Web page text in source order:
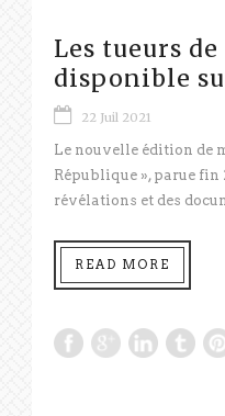
Les tueurs
disponible
22 Juil 2021
Le nouvelle édition de
République », parue fin
révélations et des
READ MORE